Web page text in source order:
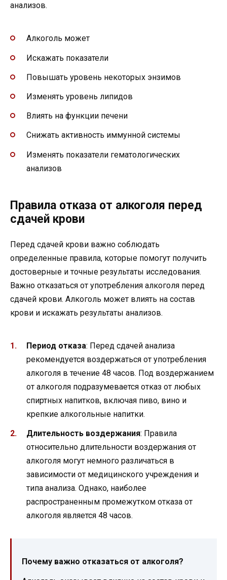
анализов.
Алкоголь может
Искажать показатели
Повышать уровень некоторых энзимов
Изменять уровень липидов
Влиять на функции печени
Снижать активность иммунной системы
Изменять показатели гематологических
анализов
Правила отказа от алкоголя перед
сдачей крови
Перед сдачей крови важно соблюдать
определенные правила, которые помогут получить
достоверные и точные результаты исследования.
Важно отказаться от употребления алкоголя перед
сдачей крови. Алкоголь может влиять на состав
крови и искажать результаты анализов.
Период отказа: Перед сдачей анализа
рекомендуется воздержаться от употребления
алкоголя в течение 48 часов. Под воздержанием
от алкоголя подразумевается отказ от любых
спиртных напитков, включая пиво, вино и
крепкие алкогольные напитки.
Длительность воздержания: Правила
относительно длительности воздержания от
алкоголя могут немного различаться в
зависимости от медицинского учреждения и
типа анализа. Однако, наиболее
распространенным промежутком отказа от
алкоголя является 48 часов.
Почему важно отказаться от алкоголя?